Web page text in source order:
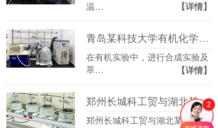
温…
【详情】
青岛某科技大学有机化学实验
在有机实验中，进行合成实验及
萃…
【详情】
郑州长城科工贸与湖北某学院合作
郑州长城科工贸与湖北某学院合
2